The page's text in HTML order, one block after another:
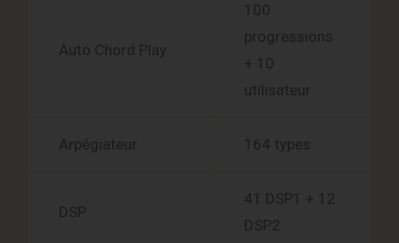
Auto Chord Play
100
progressions
+ 10
utilisateur
Arpégiateur 164 types
DSP
41 DSP1 + 12
DSP2